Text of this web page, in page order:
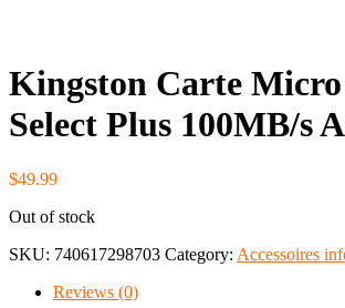
Kingston Carte Micro
Select Plus 100MB/s
$49.99
Out of stock
SKU: 740617298703 Category: Accessoires
Reviews (0)